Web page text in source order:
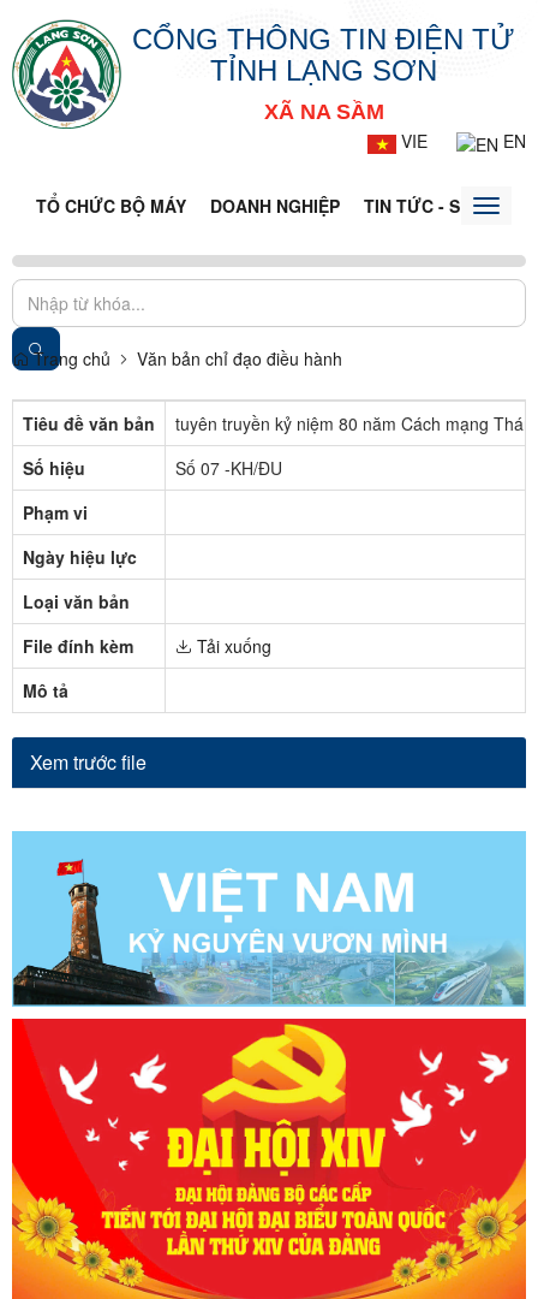
CỔNG THÔNG TIN ĐIỆN TỬ
TỈNH LẠNG SƠN
XÃ NA SẦM
VIE
EN
TỔ CHỨC BỘ MÁY DOANH NGHIỆP TIN TỨC - SỰ KIỆNToggle
Trang chủ Văn bản chỉ đạo điều hành
Tiêu đề văn bản
tuyên truyền kỷ niệm 80 năm Cách mạng
Số hiệu
Số 07 -KH/ĐU
Phạm vi
Ngày hiệu lực
Loại văn bản
File đính kèm
Tải xuống
Mô tả
Xem trước file